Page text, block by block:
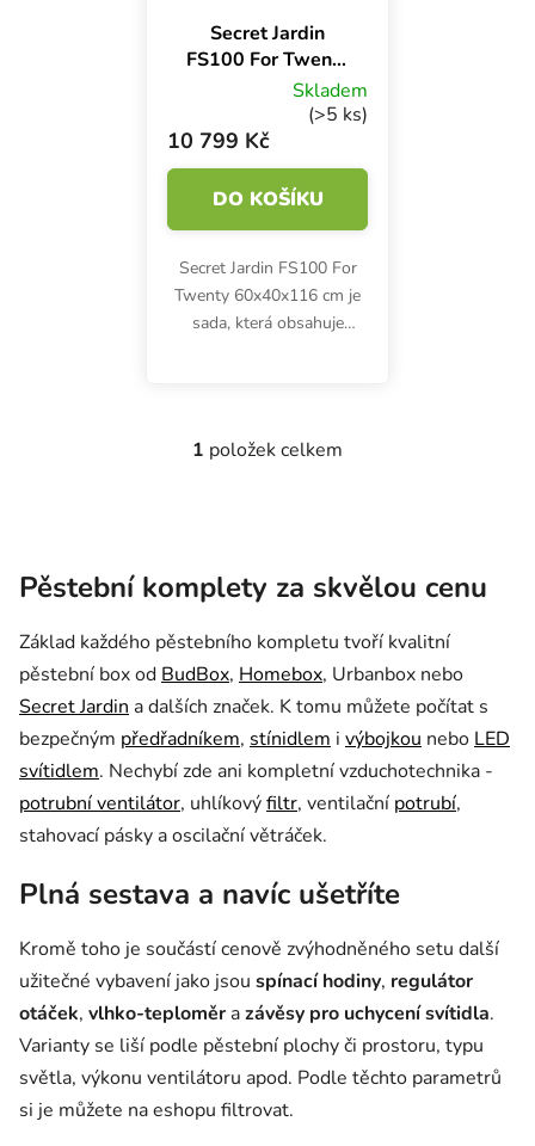
Secret Jardin
FS100 For Twenty
60x40x116 cm
Skladem
(>5 ks)
10 799 Kč
DO KOŠÍKU
Secret Jardin FS100 For
Twenty 60x40x116 cm je
sada, která obsahuje
systém,...Ovládací prvky výpisu
1 položek celkem
Pěstební komplety za skvělou cenu
Základ každého pěstebního kompletu tvoří kvalitní
pěstební box od BudBox, Homebox, Urbanbox nebo
Secret Jardin a dalších značek. K tomu můžete počítat s
bezpečným předřadníkem, stínidlem i výbojkou nebo LED
svítidlem. Nechybí zde ani kompletní vzduchotechnika -
potrubní ventilátor, uhlíkovýfiltr, ventilační potrubí,
stahovací pásky a oscilační větráček.
Plná sestava a navíc ušetříte
Kromě toho je součástí cenově zvýhodněného setu další
užitečné vybavení jako jsou spínací hodiny, regulátor
otáček, vlhko-teploměr azávěsy pro uchycení svítidla.
Varianty se liší podle pěstební plochy či prostoru, typu
světla, výkonu ventilátoru apod. Podle těchto parametrů
si je můžete na eshopu filtrovat.